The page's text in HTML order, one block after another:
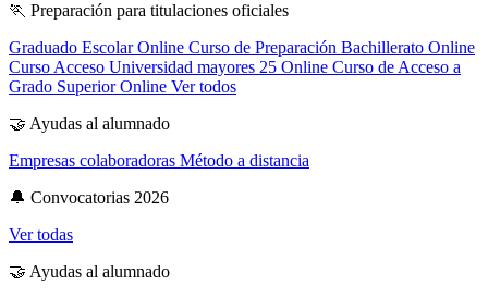
🏃 Preparación para titulaciones oficiales
Graduado Escolar Online Curso de Preparación Bachillerato Online
Curso Acceso Universidad mayores 25 Online Curso de Acceso a
Grado Superior Online Ver todos
🤝 Ayudas al alumnado
Empresas colaboradoras Método a distancia
🔔 Convocatorias 2026
Ver todas
🤝 Ayudas al alumnado